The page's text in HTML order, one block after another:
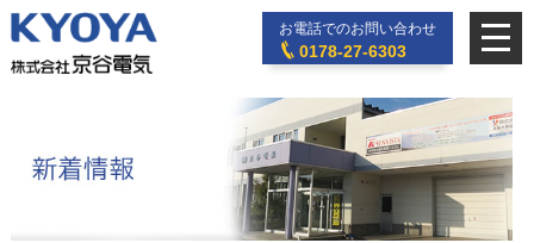
お電話でのお問い合わせ
0178-27-6303